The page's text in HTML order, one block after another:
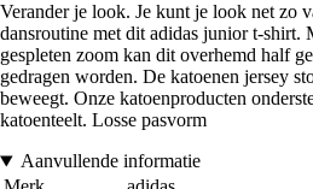
Verander je look. Je kunt je look net zo
dansroutine met dit adidas junior t-shirt.
gespleten zoom kan dit overhemd half
gedragen worden. De katoenen jersey
beweegt. Onze katoenproducten
katoenteelt. Losse pasvorm
Aanvullende informatie